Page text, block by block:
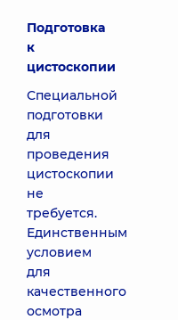
Подготовка
к
цистоскопии
Специальной
подготовки
для
проведения
цистоскопии
не
требуется.
Единственным
условием
для
качественного
осмотра